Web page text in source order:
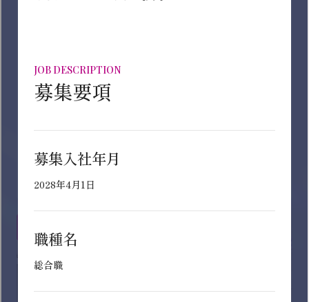
イオンデモンストレーションサービ
❑イオンラウンジの運営受託などの流通支援事業